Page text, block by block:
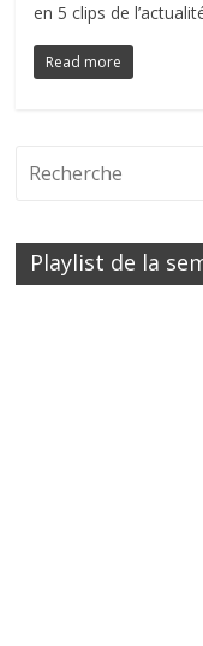
en 5 clips de
Read more
Playlist de la